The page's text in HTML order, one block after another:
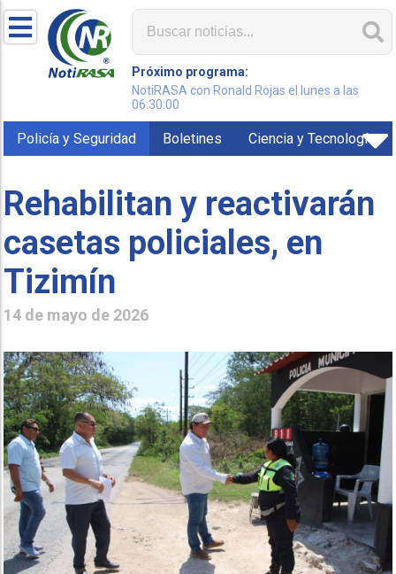
Próximo programa:
NotiRASA con Ronald Rojas el lunes a las
06:30:00
Policía y Seguridad Boletines Ciencia y Tecnología
Rehabilitan y reactivarán
casetas policiales, en
Tizimín
14 de mayo de 2026